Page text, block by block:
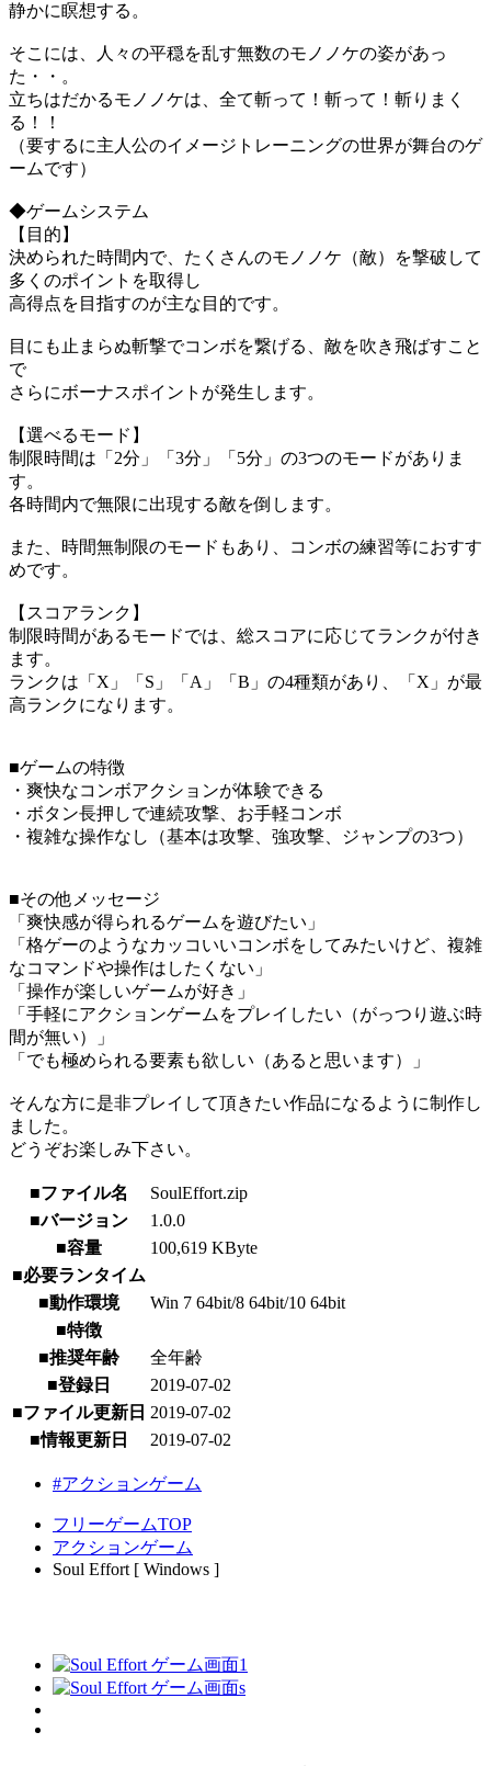
静かに瞑想する。
そこには、人々の平穏を乱す無数のモノノケの姿があっ
た・・。
立ちはだかるモノノケは、全て斬って！斬って！斬りまく
る！！
（要するに主人公のイメージトレーニングの世界が舞台のゲ
ームです）
◆ゲームシステム
【目的】
決められた時間内で、たくさんのモノノケ（敵）を撃破して
多くのポイントを取得し
高得点を目指すのが主な目的です。
目にも止まらぬ斬撃でコンボを繋げる、敵を吹き飛ばすこと
で
さらにボーナスポイントが発生します。
【選べるモード】
制限時間は「2分」「3分」「5分」の3つのモードがありま
す。
各時間内で無限に出現する敵を倒します。
また、時間無制限のモードもあり、コンボの練習等におすす
めです。
【スコアランク】
制限時間があるモードでは、総スコアに応じてランクが付き
ます。
ランクは「X」「S」「A」「B」の4種類があり、「X」が最
高ランクになります。
■ゲームの特徴
・爽快なコンボアクションが体験できる
・ボタン長押しで連続攻撃、お手軽コンボ
・複雑な操作なし（基本は攻撃、強攻撃、ジャンプの3つ）
■その他メッセージ
「爽快感が得られるゲームを遊びたい」
「格ゲーのようなカッコいいコンボをしてみたいけど、複雑
なコマンドや操作はしたくない」
「操作が楽しいゲームが好き」
「手軽にアクションゲームをプレイしたい（がっつり遊ぶ時
間が無い）」
「でも極められる要素も欲しい（あると思います）」
そんな方に是非プレイして頂きたい作品になるように制作し
ました。
どうぞお楽しみ下さい。
■ファイル名
SoulEffort.zip
■バージョン
1.0.0
■容量
100,619 KByte
■必要ランタイム
■動作環境
Win 7 64bit/8 64bit/10 64bit
■特徴
■推奨年齢
全年齢
■登録日
2019-07-02
■ファイル更新日 2019-07-02
■情報更新日
2019-07-02
#アクションゲーム
フリーゲームTOP
アクションゲーム
Soul Effort [ Windows ]